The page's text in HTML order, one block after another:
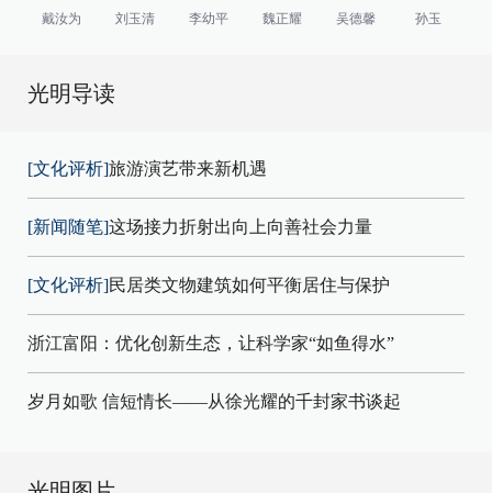
戴汝为
刘玉清 李幼平 魏正耀 吴德馨 孙玉
光明导读
[文化评析]旅游演艺带来新机遇
[新闻随笔]这场接力折射出向上向善社会力量
[文化评析]民居类文物建筑如何平衡居住与保护
浙江富阳：优化创新生态，让科学家“如鱼得水”
岁月如歌 信短情长——从徐光耀的千封家书谈起